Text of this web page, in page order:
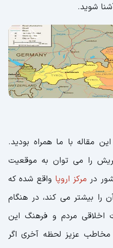
شوید.
مقاله با ما همراه بودید.
را می توان به موقعیت
در مرکز اروپا واقع شده که
بیشتر می کند، در هنگام
مردم و فرهنگ این
عزیز لحظه آخری اگر